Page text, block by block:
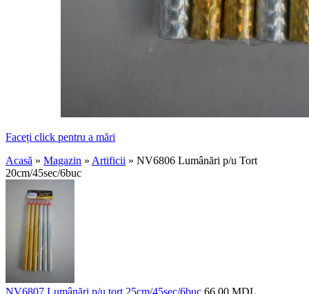
Faceți click pentru a mări
Acasă » Magazin » Artificii » NV6806 Lumânări p/u Tort
20cm/45sec/6buc
NV6807 Lumânări p/u tort 25cm/45sec/6buc 66,00 MDL